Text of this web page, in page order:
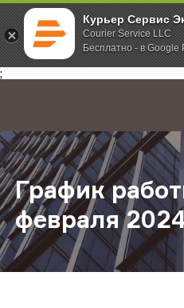
Курьер Сервис
Courier Service LLC
Бесплатно - в Google
;
Главная О компании
График
февраля